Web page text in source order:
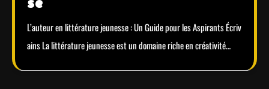
L’auteur en littérature jeunesse : Un Guide pour les Aspirants Écriv
ains La littérature jeunesse est un domaine riche en créativité…